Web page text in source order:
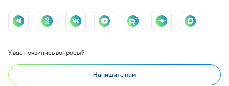
У вас появились вопросы?
Напишите нам